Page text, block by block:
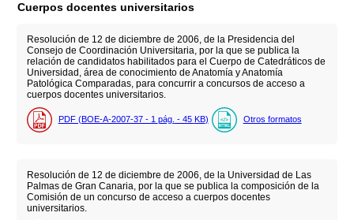
Cuerpos docentes universitarios
Resolución de 12 de diciembre de 2006, de la Presidencia del
Consejo de Coordinación Universitaria, por la que se publica la
relación de candidatos habilitados para el Cuerpo de Catedráticos de
Universidad, área de conocimiento de Anatomía y Anatomía
Patológica Comparadas, para concurrir a concursos de acceso a
cuerpos docentes universitarios.
PDF (BOE-A-2007-37 - 1 pág. - 45 KB) Otros formatos
Resolución de 12 de diciembre de 2006, de la Universidad de Las
Palmas de Gran Canaria, por la que se publica la composición de la
Comisión de un concurso de acceso a cuerpos docentes
universitarios.